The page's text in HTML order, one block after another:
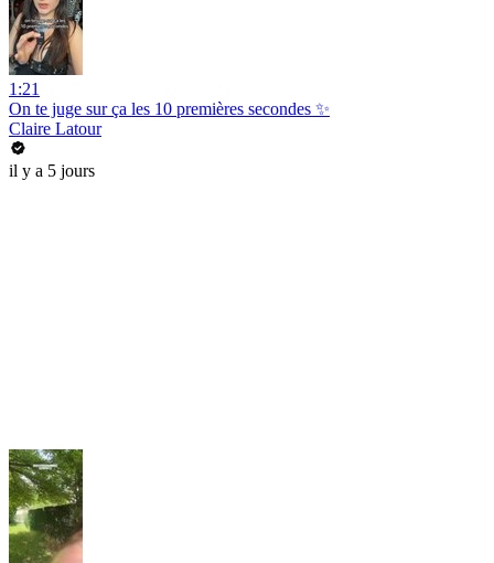
1:21
On te juge sur ça les 10 premières secondes ✨
Claire Latour
il y a 5 jours